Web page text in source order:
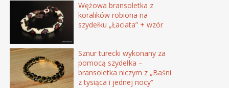
Wężowa bransoletka z
koralików robiona na
szydełku „Łaciata” + wzór
Sznur turecki wykonany za
pomocą szydełka –
bransoletka niczym z „Baśni
z tysiąca i jednej nocy”